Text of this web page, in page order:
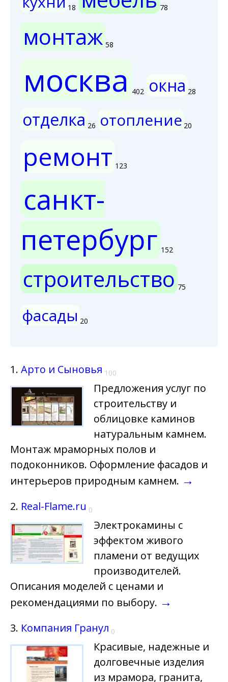
18 78
монтаж 58
москва 402 окна 28
отделка 26 отопление 20
ремонт 123
санкт-
петербург 152
строительство 75
фасады 20
1. Арто и Сыновья 100
Предложения услуг по
строительству и
облицовке каминов
натуральным камнем.
Монтаж мраморных полов и
подоконников. Оформление фасадов и
интерьеров природным камнем. →
2. Real-Flame.ru 0
Электрокамины с
эффектом живого
пламени от ведущих
производителей.
Описания моделей с ценами и
рекомендациями по выбору. →
3. Компания Гранул 0
Красивые, надежные и
долговечные изделия
из мрамора, гранита,